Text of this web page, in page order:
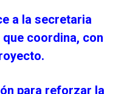
a la secretaria
coordina, con
para reforzar la